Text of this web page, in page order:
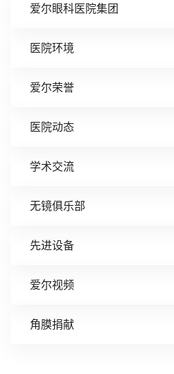
爱尔眼科医院集团
医院环境
爱尔荣誉
医院动态
学术交流
无镜俱乐部
先进设备
爱尔视频
角膜捐献